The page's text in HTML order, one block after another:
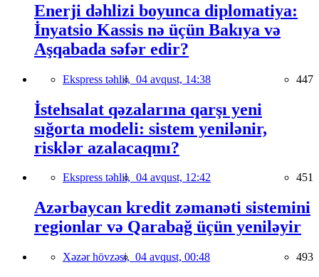
Enerji dəhlizi boyunca diplomatiya:
İnyatsio Kassis nə üçün Bakıya və
Aşqabada səfər edir?
Ekspress təhlil, 04 avqust, 14:38 447
İstehsalat qəzalarına qarşı yeni
sığorta modeli: sistem yenilənir,
risklər azalacaqmı?
Ekspress təhlil, 04 avqust, 12:42 451
Azərbaycan kredit zəmanəti sistemini
regionlar və Qarabağ üçün yeniləyir
Xəzər hövzəsi, 04 avqust, 00:48 493